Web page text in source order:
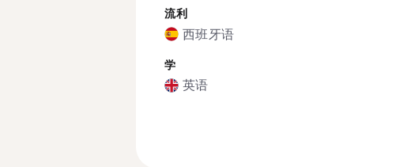
流利
西班牙语
学
英语